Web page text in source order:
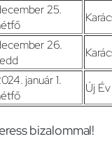
25.
26.
január 1.
Új Év
bizalommal!